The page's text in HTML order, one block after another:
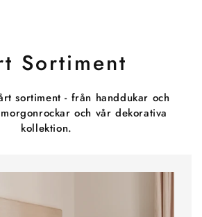
Sortiment
sortiment - från handdukar och
och vår dekorativa
kollektion.